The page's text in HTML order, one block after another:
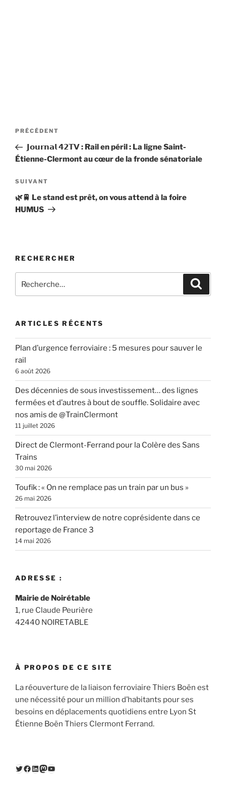
Navigation
l’article
Article
précédent
PRÉCÉDENT
𝗝𝗼𝘂𝗿𝗻𝗮𝗹 𝟰𝟮𝗧𝗩 : Rail en péril : La ligne Saint-
Étienne-Clermont au cœur de la fronde sénatoriale
Article
suivant
SUIVANT
🌿🚆 Le stand est prêt, on vous attend à la foire
HUMUS
RECHERCHER
pour
ARTICLES RÉCENTS
Plan d’urgence ferroviaire : 5 mesures pour sauver le
rail
6 août 2026
Des décennies de sous investissement… des lignes
fermées et d’autres à bout de souffle. Solidaire avec
nos amis de @TrainClermont
11 juillet 2026
Direct de Clermont-Ferrand pour la Colère des Sans
Trains
30 mai 2026
Toufik : « On ne remplace pas un train par un bus »
26 mai 2026
Retrouvez l’interview de notre coprésidente dans ce
reportage de France 3
14 mai 2026
ADRESSE :
Mairie de Noirétable
1, rue Claude Peurière
42440 NOIRETABLE
À PROPOS DE CE SITE
La réouverture de la liaison ferroviaire Thiers Boën est
une nécessité pour un million d’habitants pour ses
besoins en déplacements quotidiens entre Lyon St
Étienne Boën Thiers Clermont Ferrand.
Twitter
Facebook
LinkedIn
Mastodon
YouTube